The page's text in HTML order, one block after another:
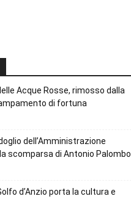
Acque Rosse, rimosso dalla
di fortuna
dell’Amministrazione
scomparsa di Antonio Palombo
d’Anzio porta la cultura e